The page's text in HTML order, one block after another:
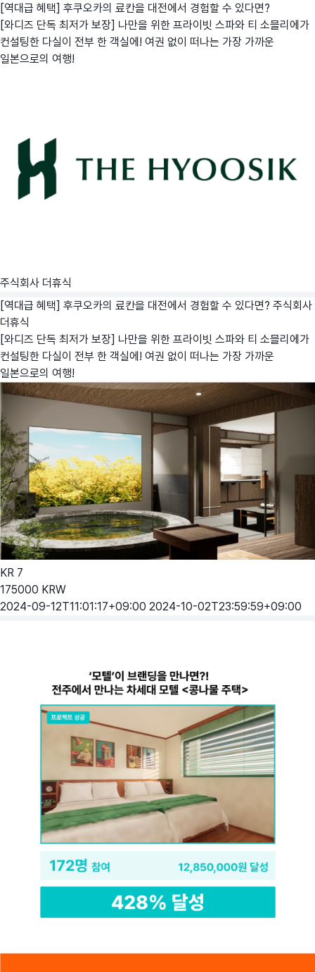
[역대급 혜택] 후쿠오카의 료칸을 대전에서 경험할 수 있다면?
[와디즈 단독 최저가 보장] 나만을 위한 프라이빗 스파와 티 소믈리에가
컨설팅한 다실이 전부 한 객실에! 여권 없이 떠나는 가장 가까운
일본으로의 여행!
주식회사 더휴식
[역대급 혜택] 후쿠오카의 료칸을 대전에서 경험할 수 있다면? 주식회사
더휴식
[와디즈 단독 최저가 보장] 나만을 위한 프라이빗 스파와 티 소믈리에가
컨설팅한 다실이 전부 한 객실에! 여권 없이 떠나는 가장 가까운
일본으로의 여행!
KR 7
175000 KRW
2024-09-12T11:01:17+09:00 2024-10-02T23:59:59+09:00